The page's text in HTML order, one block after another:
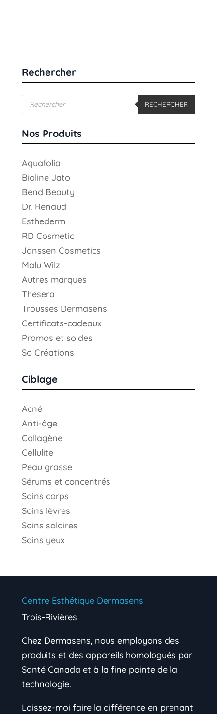
Rechercher
Recherche
de
produits
RECHERCHER
Nos Produits
Aquafolia
Bioline Jato
Bend Beauty
Dr. Renaud
Esthederm
RD Cosmetic
Janssen Cosmetics
Malu Wilz
Autres marques
Thesera
Trousses Dermasens
Certificats-cadeaux
Promos et soldes
So Créations
Ciblage
Acné
Anti-âge
Collagène
Cellulite
Peau grasse
Sérums et concentrés
Soins corps
Soins lèvres
Soins solaires
Soins yeux
Centre Esthétique Dermasens
Trois-Rivières
Chez Dermasens, nous employons des
produits et des appareils homologués par
Santé Canada et à la fine pointe de la
technologie.
Laissez-moi faire la différence en prenant